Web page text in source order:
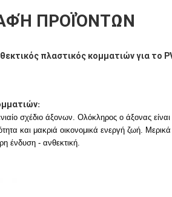
ΠΡΟΪΌΝΤΩΝ
πλαστικός κομματιών για το
:
σχέδιο άξονων. Ολόκληρος ο άξονας
και μακριά οικονομικά ενεργή ζωή.
ένδυση - ανθεκτική.